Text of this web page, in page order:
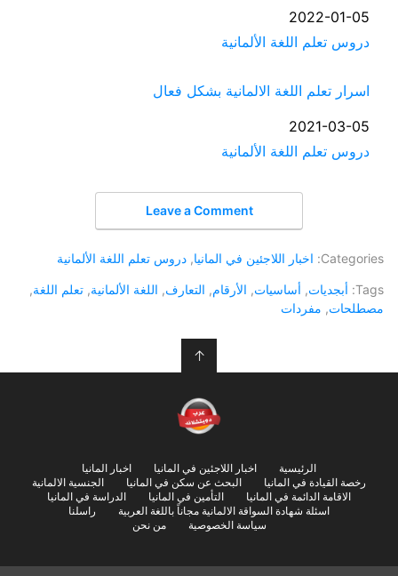
التاريخ
2022-01-05
في ما يتعلق بما يأتي
دروس تعلم اللغة الألمانية
اسرار تعلم اللغة الالمانية بشكل فعال
التاريخ
2021-03-05
في ما يتعلق بما يأتي
دروس تعلم اللغة الألمانية
Leave a Comment
Categories: اخبار اللاجئين في المانيا, دروس تعلم اللغة الألمانية
Tags: أبجديات, أساسيات, الأرقام, التعارف, اللغة الألمانية, تعلم اللغة,
مصطلحات, مفردات
↑
الرئيسية اخبار اللاجئين في المانيا
اخبار المانيا
رخصة القيادة في المانيا
البحث عن سكن في المانيا
الجنسية الالمانية
الاقامة الدائمة في المانيا
التأمين في المانيا
الدراسة في المانيا
اسئلة شهادة السواقة الالمانية مجاناً باللغة العربية
راسلنا
سياسة الخصوصية
من نحن